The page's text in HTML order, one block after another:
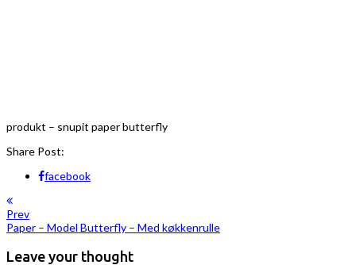
produkt – snupit paper butterfly
Share Post:
facebook
Prev
Paper – Model Butterfly – Med køkkenrulle
Leave your thought